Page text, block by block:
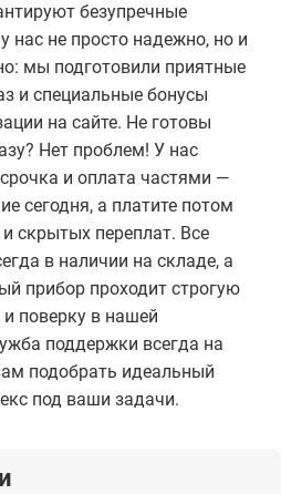
безупречные
нас не просто надежно, но и
мы подготовили приятные
и специальные бонусы
на сайте. Не готовы
Нет проблем! У нас
и оплата частями —
сегодня, а платите потом
скрытых переплат. Все
в наличии на складе, а
прибор проходит строгую
и поверку в нашей
поддержки всегда на
подобрать идеальный
под ваши задачи.